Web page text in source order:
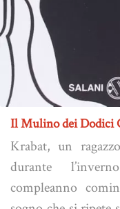
Il Mulino dei Dodici
Krabat, un
durante
compleanno